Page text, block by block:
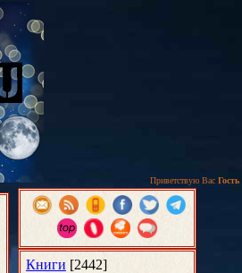
Приветствую Вас Гость
Книги [2442]